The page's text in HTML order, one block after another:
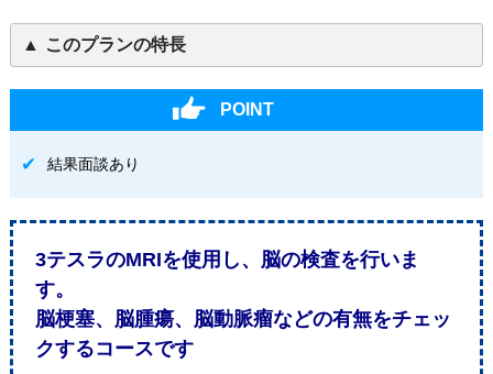
このプランの特長
POINT
結果面談あり
3テスラのMRIを使用し、脳の検査を行いま
す。
脳梗塞、脳腫瘍、脳動脈瘤などの有無をチェッ
クするコースです